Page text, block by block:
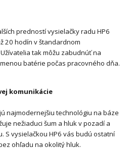
predností vysielačky radu HP6
20 hodín v štandardnom
tak môžu zabudnúť na
batérie počas pracovného dňa.
komunikácie
najmodernejšiu technológiu na báze
nežiaduci šum a hluk v pozadí a
S vysielačkou HP6 vás budú ostatní
ohľadu na okolitý hluk.